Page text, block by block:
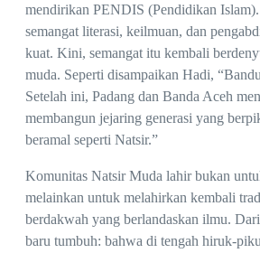
mendirikan PENDIS (Pendidikan
semangat literasi, keilmuan, dan
kuat. Kini, semangat itu kembali
muda. Seperti disampaikan Hadi,
Setelah ini, Padang dan Banda Aceh
membangun jejaring generasi yang
beramal seperti Natsir.”
Komunitas Natsir Muda lahir bukan
melainkan untuk melahirkan kembali
berdakwah yang berlandaskan ilmu.
baru tumbuh: bahwa di tengah hiruk-